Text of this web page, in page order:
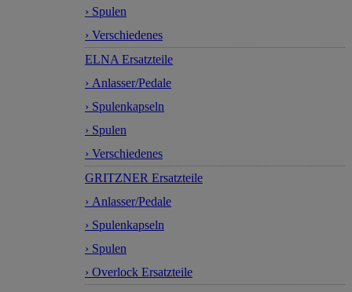
› Spulen
› Verschiedenes
ELNA Ersatzteile
› Anlasser/Pedale
› Spulenkapseln
› Spulen
› Verschiedenes
GRITZNER Ersatzteile
› Anlasser/Pedale
› Spulenkapseln
› Spulen
› Overlock Ersatzteile